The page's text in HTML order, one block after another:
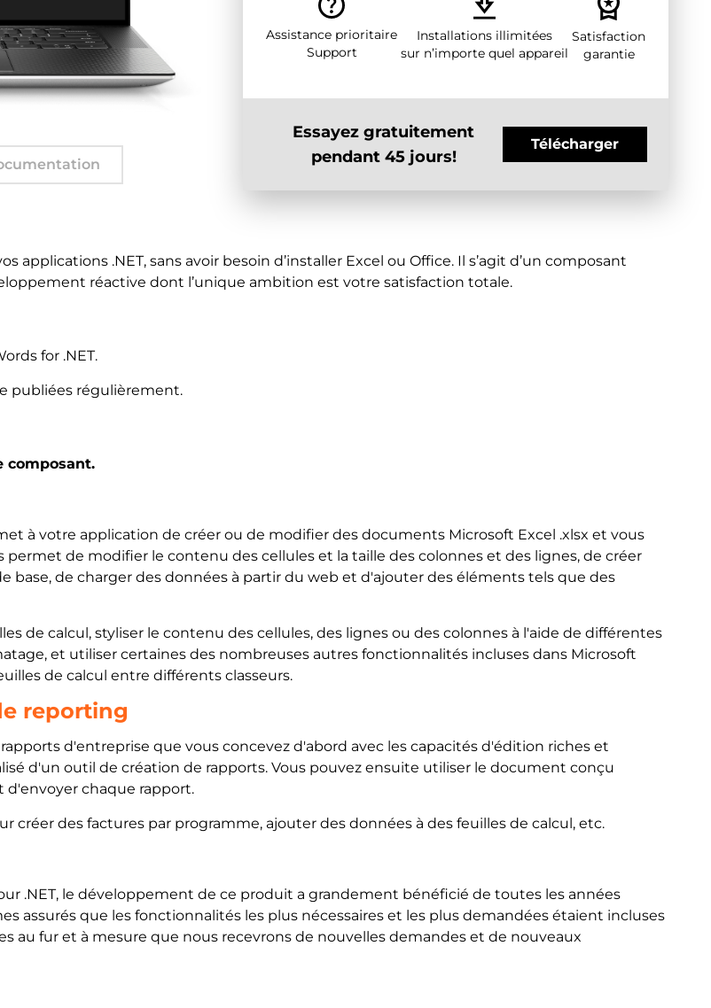
Assistance prioritaire
Support
Installations illimitées
sur n’importe quel appareil
Satisfaction
garantie
Essayez gratuitement
pendant 45 jours!
Télécharger
.NET, sans avoir besoin d’installer Excel ou Office. Il s’agit d’un composant
réactive dont l’unique ambition est votre satisfaction totale.
for .NET.
publiées régulièrement.
composant.
à votre application de créer ou de modifier des documents Microsoft Excel .xlsx et vous
de modifier le contenu des cellules et la taille des colonnes et des lignes, de créer
base, de charger des données à partir du web et d'ajouter des éléments tels que des
de calcul, styliser le contenu des cellules, des lignes ou des colonnes à l'aide de différentes
et utiliser certaines des nombreuses autres fonctionnalités incluses dans Microsoft
de calcul entre différents classeurs.
reporting
d'entreprise que vous concevez d'abord avec les capacités d'édition riches et
d'un outil de création de rapports. Vous pouvez ensuite utiliser le document conçu
d'envoyer chaque rapport.
créer des factures par programme, ajouter des données à des feuilles de calcul, etc.
.NET, le développement de ce produit a grandement bénéficié de toutes les années
assurés que les fonctionnalités les plus nécessaires et les plus demandées étaient incluses
au fur et à mesure que nous recevrons de nouvelles demandes et de nouveaux